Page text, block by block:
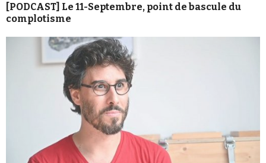
[PODCAST] Le 11-Septembre, point de bascule du
complotisme